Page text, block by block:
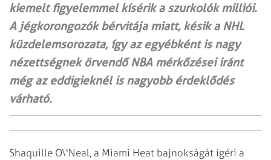
kiemelt figyelemmel kísérik a szurkolók milliói.
A jégkorongozók bérvitája miatt, késik a NHL
küzdelemsorozata, így az egyébként is nagy
nézettségnek örvendő NBA mérkőzései iránt
még az eddigieknél is nagyobb érdeklődés
várható.
Shaquille O\'Neal, a Miami Heat bajnokságát ígéri a